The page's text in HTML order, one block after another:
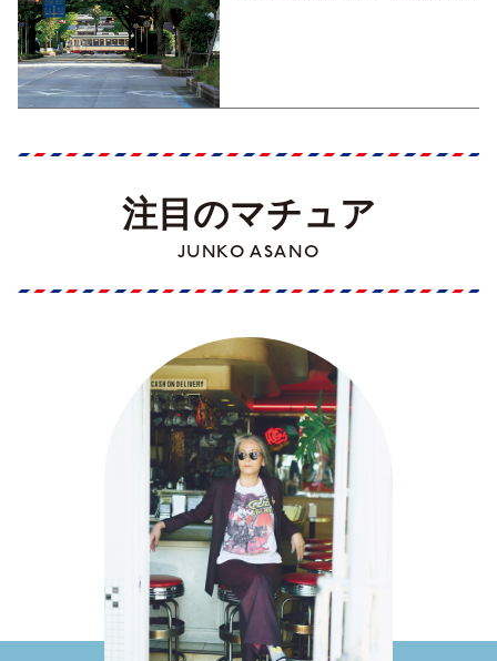
注目のマチュア
JUNKO ASANO